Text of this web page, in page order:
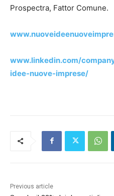
Prospectra, Fattor Comune.
www.linkedin.com/
idee-nuove-imprese/
Previous article